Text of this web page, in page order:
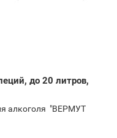
до 20 литров,
алкоголя "ВЕРМУТ